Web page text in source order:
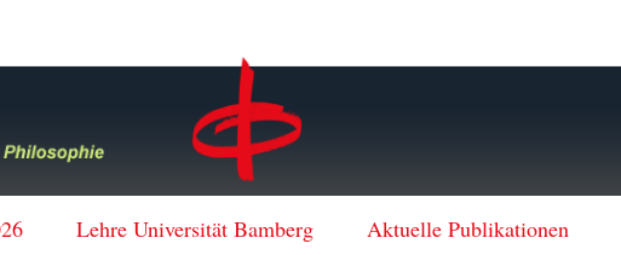
Lehre Universität Bamberg Aktuelle Publikationen